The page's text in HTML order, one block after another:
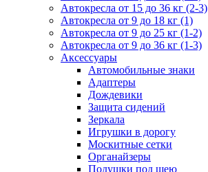
Автокресла от 15 до 36 кг (2-3)
Автокресла от 9 до 18 кг (1)
Автокресла от 9 до 25 кг (1-2)
Автокресла от 9 до 36 кг (1-3)
Аксессуары
Автомобильные знаки
Адаптеры
Дождевики
Защита сидений
Зеркала
Игрушки в дорогу
Москитные сетки
Органайзеры
Подушки под шею